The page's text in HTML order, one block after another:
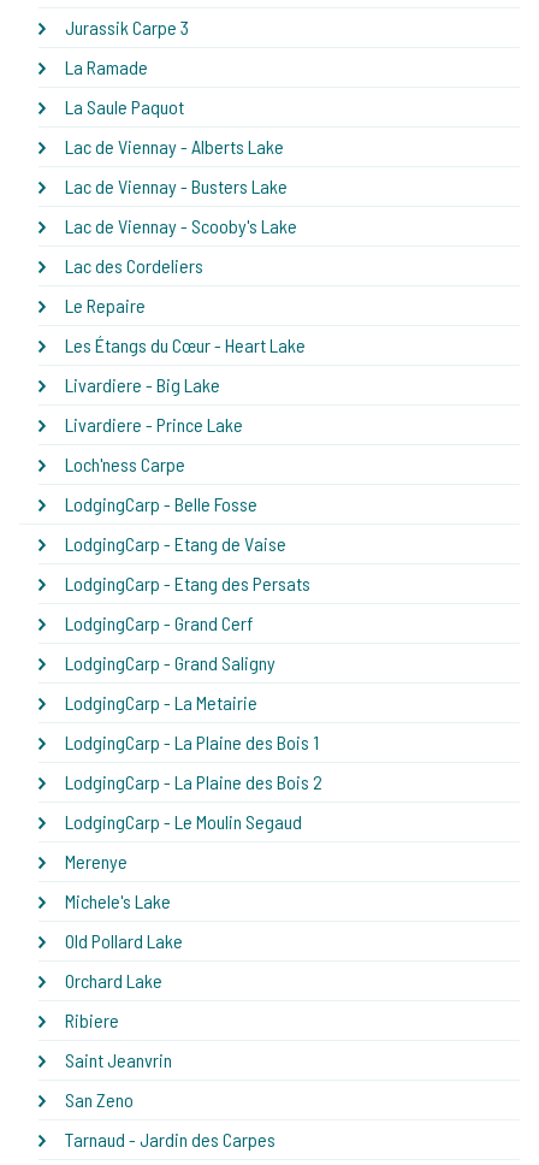
Jurassik Carpe 3
La Ramade
La Saule Paquot
Lac de Viennay - Alberts Lake
Lac de Viennay - Busters Lake
Lac de Viennay - Scooby's Lake
Lac des Cordeliers
Le Repaire
Les Étangs du Cœur - Heart Lake
Livardiere - Big Lake
Livardiere - Prince Lake
Loch'ness Carpe
LodgingCarp - Belle Fosse
LodgingCarp - Etang de Vaise
LodgingCarp - Etang des Persats
LodgingCarp - Grand Cerf
LodgingCarp - Grand Saligny
LodgingCarp - La Metairie
LodgingCarp - La Plaine des Bois 1
LodgingCarp - La Plaine des Bois 2
LodgingCarp - Le Moulin Segaud
Merenye
Michele's Lake
Old Pollard Lake
Orchard Lake
Ribiere
Saint Jeanvrin
San Zeno
Tarnaud - Jardin des Carpes